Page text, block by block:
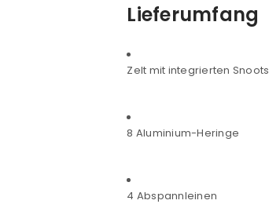
Lieferumfang
Zelt mit integrierten Snoots
8 Aluminium-Heringe
4 Abspannleinen